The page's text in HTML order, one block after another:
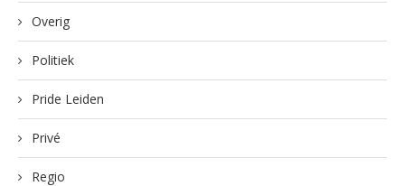
Overig
Politiek
Pride Leiden
Privé
Regio